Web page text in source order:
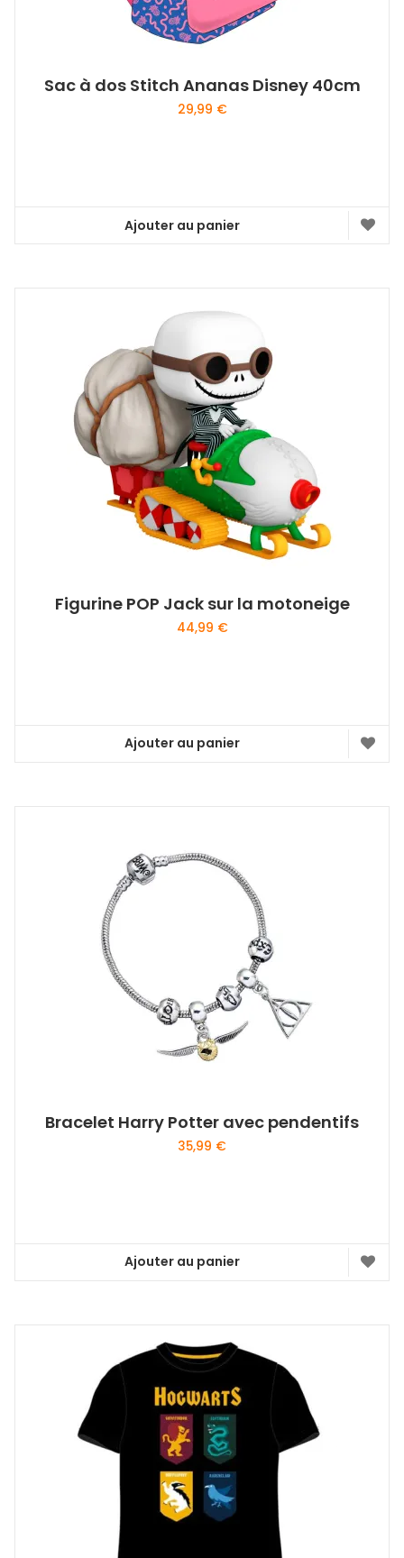
Sac à dos Stitch Ananas Disney 40cm
29,99 €
Ajouter au panier
Figurine POP Jack sur la motoneige
44,99 €
Ajouter au panier
Bracelet Harry Potter avec pendentifs
35,99 €
Ajouter au panier